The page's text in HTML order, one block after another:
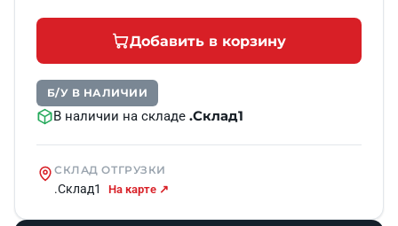
Добавить в корзину
Б/У В НАЛИЧИИ
В наличии на складе .Склад1
СКЛАД ОТГРУЗКИ
.Склад1 На карте ↗